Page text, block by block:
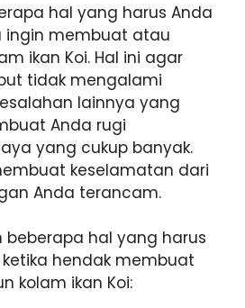
hal yang harus Anda
ingin membuat atau
ikan Koi. Hal ini agar
tidak mengalami
lainnya yang
Anda rugi
yang cukup banyak.
keselamatan dari
Anda terancam.
beberapa hal yang harus
hendak membuat
kolam ikan Koi: